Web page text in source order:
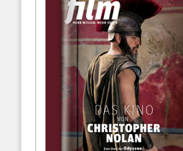
WEITERES ZUM THEMA